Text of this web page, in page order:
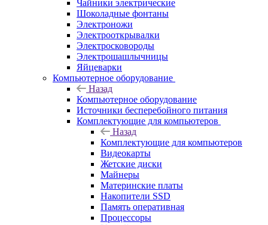
Чайники электрические
Шоколадные фонтаны
Электроножи
Электрооткрывалки
Электросковороды
Электрошашлычницы
Яйцеварки
Компьютерное оборудование
Назад
Компьютерное оборудование
Источники бесперебойного питания
Комплектующие для компьютеров
Назад
Комплектующие для компьютеров
Видеокарты
Жетские диски
Майнеры
Материнские платы
Накопители SSD
Память оперативная
Процессоры